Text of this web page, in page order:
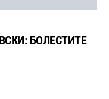
БОЛЕСТИТЕ